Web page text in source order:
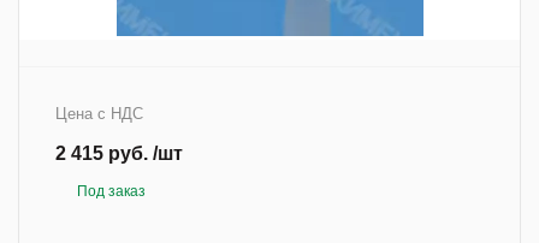
Цена с НДС
2 415 руб. /шт
Под заказ